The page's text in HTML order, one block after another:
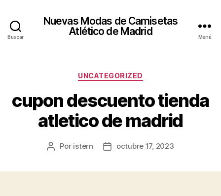
Buscar
Nuevas Modas de Camisetas
Atlético de Madrid
Menú
Categorías
UNCATEGORIZED
cupon descuento tienda
atletico de madrid
Autor
Por istern
Fechaoctubre 17, 2023